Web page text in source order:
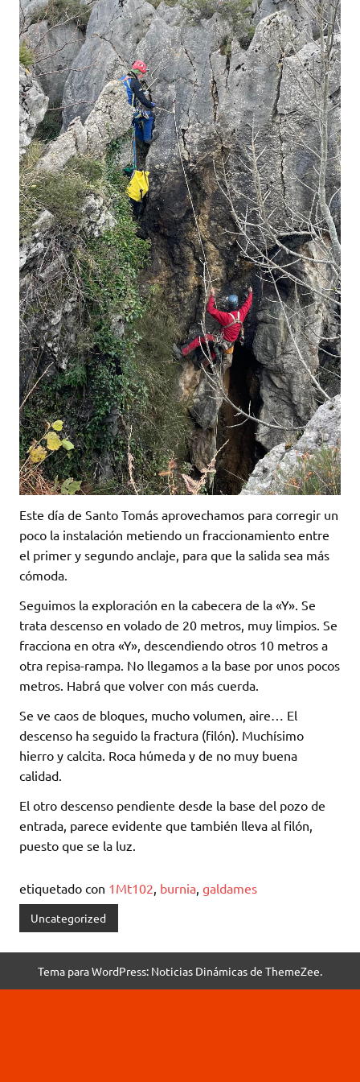
Este día de Santo Tomás aprovechamos para corregir un
poco la instalación metiendo un fraccionamiento entre
el primer y segundo anclaje, para que la salida sea más
cómoda.
Seguimos la exploración en la cabecera de la «Y». Se
trata descenso en volado de 20 metros, muy limpios. Se
fracciona en otra «Y», descendiendo otros 10 metros a
otra repisa-rampa. No llegamos a la base por unos pocos
metros. Habrá que volver con más cuerda.
Se ve caos de bloques, mucho volumen, aire… El
descenso ha seguido la fractura (filón). Muchísimo
hierro y calcita. Roca húmeda y de no muy buena
calidad.
El otro descenso pendiente desde la base del pozo de
entrada, parece evidente que también lleva al filón,
puesto que se la luz.
etiquetado con 1Mt102 burnia galdames
Uncategorized
Tema para WordPress: Noticias Dinámicas de ThemeZee.